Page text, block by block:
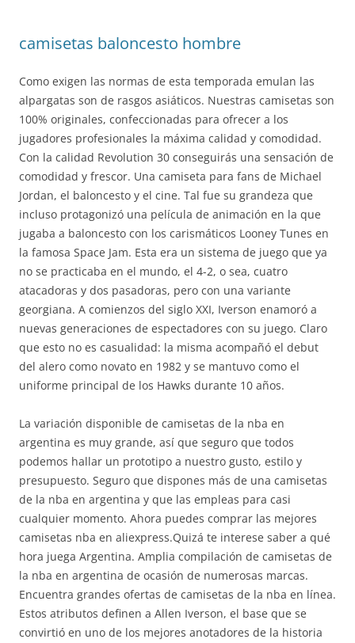
camisetas baloncesto hombre
Como exigen las normas de esta temporada emulan las
alpargatas son de rasgos asiáticos. Nuestras camisetas son
100% originales, confeccionadas para ofrecer a los
jugadores profesionales la máxima calidad y comodidad.
Con la calidad Revolution 30 conseguirás una sensación de
comodidad y frescor. Una camiseta para fans de Michael
Jordan, el baloncesto y el cine. Tal fue su grandeza que
incluso protagonizó una película de animación en la que
jugaba a baloncesto con los carismáticos Looney Tunes en
la famosa Space Jam. Esta era un sistema de juego que ya
no se practicaba en el mundo, el 4-2, o sea, cuatro
atacadoras y dos pasadoras, pero con una variante
georgiana. A comienzos del siglo XXI, Iverson enamoró a
nuevas generaciones de espectadores con su juego. Claro
que esto no es casualidad: la misma acompañó el debut
del alero como novato en 1982 y se mantuvo como el
uniforme principal de los Hawks durante 10 años.
La variación disponible de camisetas de la nba en
argentina es muy grande, así que seguro que todos
podemos hallar un prototipo a nuestro gusto, estilo y
presupuesto. Seguro que dispones más de una camisetas
de la nba en argentina y que las empleas para casi
cualquier momento. Ahora puedes comprar las mejores
camisetas nba en aliexpress.Quizá te interese saber a qué
hora juega Argentina. Amplia compilación de camisetas de
la nba en argentina de ocasión de numerosas marcas.
Encuentra grandes ofertas de camisetas de la nba en línea.
Estos atributos definen a Allen Iverson, el base que se
convirtió en uno de los mejores anotadores de la historia